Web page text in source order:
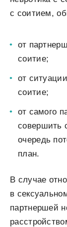
с соитием,
от
соитие;
от
соитие;
от самого
совершить
очередь
план.
В случае
в
партнершей